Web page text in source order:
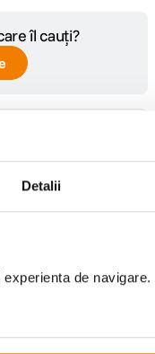
Detalii
de
îl cauți?
cu Canon 2000d
recomanda